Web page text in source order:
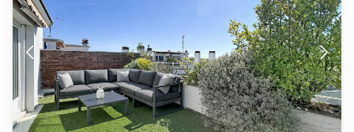
à une terrasse de 7.05m², un bureau de 8.35m² , une
chambre de 9m², une salle d'eau, une buanderie et
des toilettes séparées. À l'étage supérieur : deux
chambres avec poutres apparentes (22.36m² et
24.5m² de surface au sol), une seconde salle d'eau
avec WC. Une cave et un emplacement de
stationnement privatif complètent ce bien aux
multiples atouts et en bon état général. Possibilité